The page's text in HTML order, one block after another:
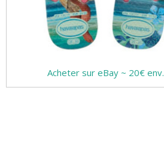
Acheter sur eBay ~ 20€ env.